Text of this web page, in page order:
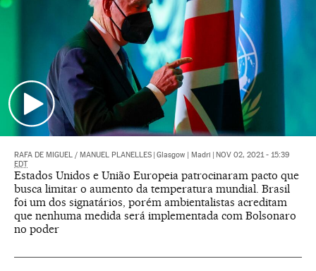
RAFA DE MIGUEL / MANUEL PLANELLES Glasgow | Madri
NOV 02, 2021 - 15:39
EDT
Estados Unidos e União Europeia patrocinaram pacto que
busca limitar o aumento da temperatura mundial. Brasil
foi um dos signatários, porém ambientalistas acreditam
que nenhuma medida será implementada com Bolsonaro
no poder